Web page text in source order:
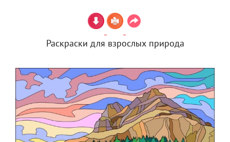
Раскраски для взрослых природа